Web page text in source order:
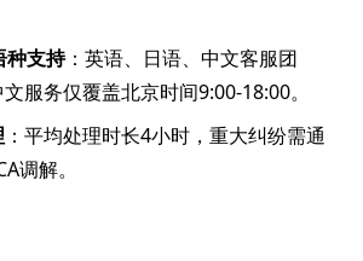
种支持：英语、日语、中文客服团
服务仅覆盖北京时间9:00-18:00。
：平均处理时长4小时，重大纠纷需通
调解。